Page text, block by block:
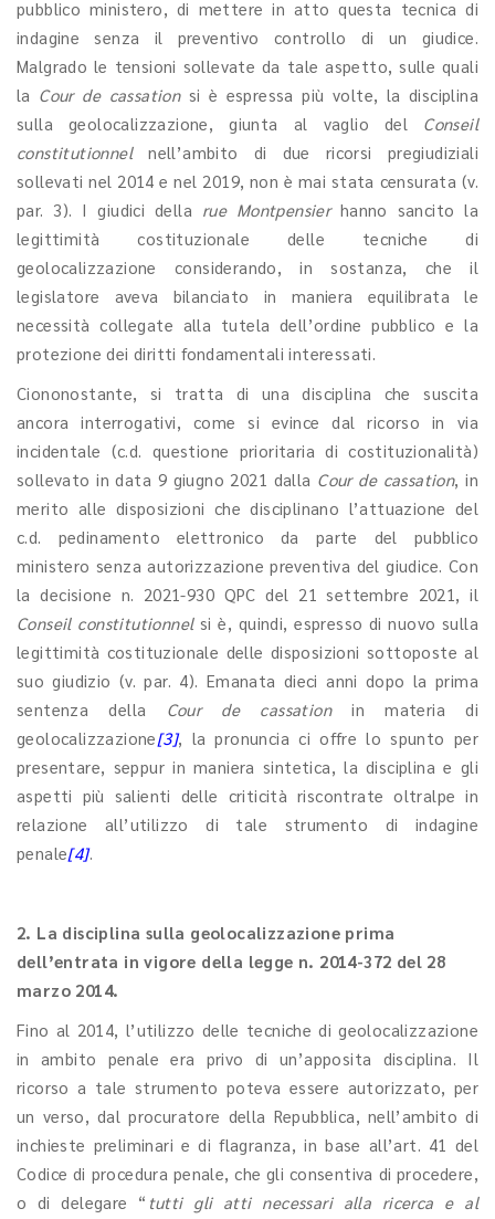
pubblico ministero, di mettere in atto questa tecnica di
indagine senza il preventivo controllo di un giudice.
Malgrado le tensioni sollevate da tale aspetto, sulle quali
la Cour de cassationsi è espressa più volte, la disciplina
sulla geolocalizzazione, giunta al vaglio del Conseil
constitutionnelnell’ambito di due ricorsi pregiudiziali
sollevati nel 2014 e nel 2019, non è mai stata censurata (v.
par. 3). I giudici della rue Montpensierhanno sancito la
legittimità costituzionale delle tecniche di
geolocalizzazione considerando, in sostanza, che il
legislatore aveva bilanciato in maniera equilibrata le
necessità collegate alla tutela dell’ordine pubblico e la
protezione dei diritti fondamentali interessati.
Ciononostante, si tratta di una disciplina che suscita
ancora interrogativi, come si evince dal ricorso in via
incidentale (c.d. questione prioritaria di costituzionalità)
sollevato in data 9 giugno 2021 dalla Cour de cassation, in
merito alle disposizioni che disciplinano l’attuazione del
c.d. pedinamento elettronico da parte del pubblico
ministero senza autorizzazione preventiva del giudice. Con
la decisione n. 2021-930 QPC del 21 settembre 2021, il
Conseil constitutionnelsi è, quindi, espresso di nuovo sulla
legittimità costituzionale delle disposizioni sottoposte al
suo giudizio (v. par. 4). Emanata dieci anni dopo la prima
sentenza della Cour de cassationin materia di
geolocalizzazione[3], la pronuncia ci offre lo spunto per
presentare, seppur in maniera sintetica, la disciplina e gli
aspetti più salienti delle criticità riscontrate oltralpe in
relazione all’utilizzo di tale strumento di indagine
penale[4].
2. La disciplina sulla geolocalizzazione prima
dell’entrata in vigore della legge n. 2014-372 del 28
marzo 2014.
Fino al 2014, l’utilizzo delle tecniche di geolocalizzazione
in ambito penale era privo di un’apposita disciplina. Il
ricorso a tale strumento poteva essere autorizzato, per
un verso, dal procuratore della Repubblica, nell’ambito di
inchieste preliminari e di flagranza, in base all’art. 41 del
Codice di procedura penale, che gli consentiva di procedere,
o di delegare “ tutti gli atti necessari alla ricerca e al